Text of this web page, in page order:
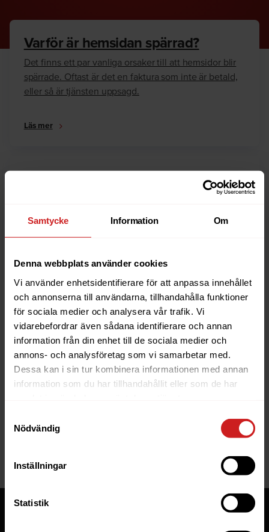
Samtycke Information Om
Denna webbplats använder cookies
Vi använder enhetsidentifierare för att anpassa innehållet
och annonserna till användarna, tillhandahålla funktioner
för sociala medier och analysera vår trafik. Vi
vidarebefordrar även sådana identifierare och annan
information från din enhet till de sociala medier och
annons- och analysföretag som vi samarbetar med.
Dessa kan i sin tur kombinera informationen med annan
information som du har tillhandahållit eller som de har
Nödvändig
Inställningar
Statistik
Varför är hemsidan spärrad?
Det finns ett par vanliga orsaker till att hemsidor blir
spärrade. Oftast är det en faktura som inte är betald,
eller så är tjänsten uppsagd.
Läs mer
Är du ägare till hemsidan eller domännamnet så har
anledningarna till varför en hemsida är spärrad.
Läs mer
The website you were trying to
reach has been suspended
If you are the owner of this website or domain please
read
website to be suspended.